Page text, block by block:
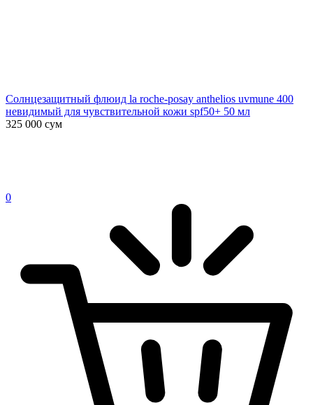
Солнцезащитный флюид la roche-posay anthelios uvmune 400
невидимый для чувствительной кожи spf50+ 50 мл
325 000 сум
0